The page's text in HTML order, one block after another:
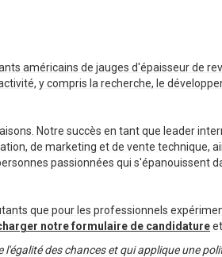
américains de jauges d'épaisseur de
y compris la recherche, le
Notre succès en tant que leader
de marketing et de vente technique,
passionnées qui s'épanouissent
que pour les professionnels
notre formulaire de candidature
des chances et qui applique une